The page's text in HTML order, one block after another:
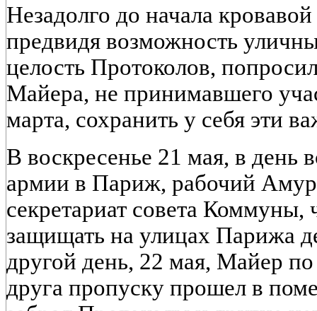
Незадолго до начала
предвидя возможность
целость Протоколов,
Майера, не принимавшего
марта, сохранить у себя эти
В воскресенье 21 мая, в день
армии в Париж, рабочий
секретариат совета Коммуны,
защищать на улицах Парижа
другой день, 22 мая, Майер
друга пропуску прошел в